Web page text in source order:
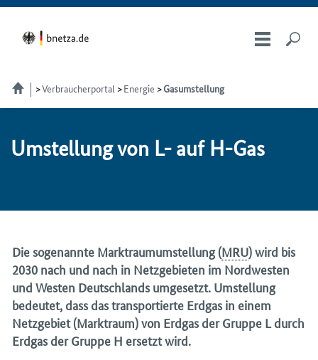
Verbraucherportal Energie Gasumstellung
Um­stel­lung von L- auf H-Gas
Die sogenannte Marktraumumstellung (MRU) wird bis
2030 nach und nach in Netzgebieten im Nordwesten
und Westen Deutschlands umgesetzt. Umstellung
bedeutet, dass das transportierte Erdgas in einem
Netzgebiet (Marktraum) von Erdgas der Gruppe L durch
Erdgas der Gruppe H ersetzt wird.